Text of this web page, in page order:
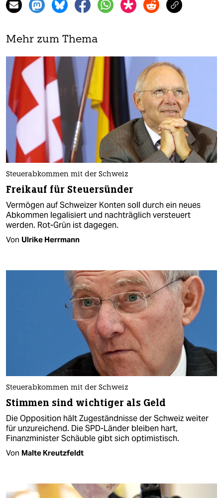
Mehr zum Thema
Steuerabkommen mit der Schweiz
Freikauf für Steuersünder
Vermögen auf Schweizer Konten soll durch ein neues
Abkommen legalisiert und nachträglich versteuert
werden. Rot-Grün ist dagegen.
Von Ulrike Herrmann
Steuerabkommen mit der Schweiz
Stimmen sind wichtiger als Geld
Die Opposition hält Zugeständnisse der Schweiz weiter
für unzureichend. Die SPD-Länder bleiben hart,
Finanzminister Schäuble gibt sich optimistisch.
Von Malte Kreutzfeldt